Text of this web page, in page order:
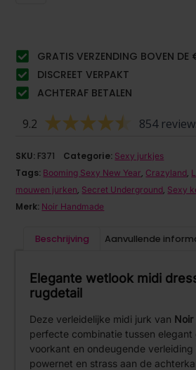
GRATIS VERZENDING BOVEN
DISCREET VERPAKT
ACHTERAF BETALEN
9.2 854
SKU: F371 Categorie: Sexy jurkjes
Tags: Booming Sexy New Year, Crazyland,
mouwen jurken, Secret Underground, Sexy
Merk: Noir Handmade
Beschrijving Aanvullende
Elegante wetlook midi
rugdetail
Deze verleidelijke midi jurk van Noir
perfecte combinatie tussen elegant
voorkant en ondeugende
powernet en strass aan de